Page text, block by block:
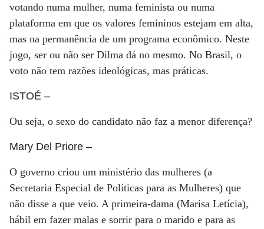
votando numa mulher, numa feminista ou numa
plataforma em que os valores femininos estejam em alta,
mas na permanência de um programa econômico. Neste
jogo, ser ou não ser Dilma dá no mesmo. No Brasil, o
voto não tem razões ideológicas, mas práticas.
ISTOÉ –
Ou seja, o sexo do candidato não faz a menor diferença?
Mary Del Priore –
O governo criou um ministério das mulheres (a
Secretaria Especial de Políticas para as Mulheres) que
não disse a que veio. A primeira-dama (Marisa Letícia),
hábil em fazer malas e sorrir para o marido e para as